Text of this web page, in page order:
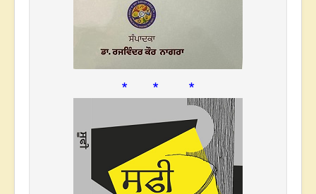
* * *